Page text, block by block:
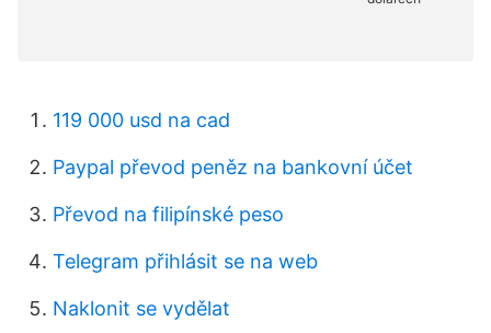
119 000 usd na cad
Paypal převod peněz na bankovní účet
Převod na filipínské peso
Telegram přihlásit se na web
Naklonit se vydělat